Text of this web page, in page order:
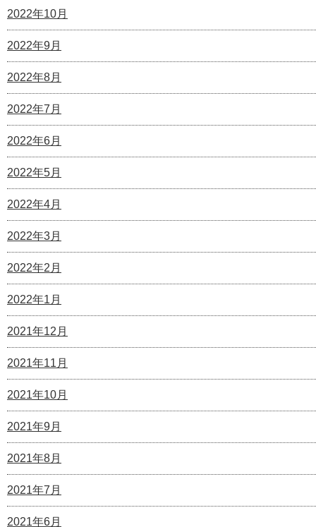
2022年10月
2022年9月
2022年8月
2022年7月
2022年6月
2022年5月
2022年4月
2022年3月
2022年2月
2022年1月
2021年12月
2021年11月
2021年10月
2021年9月
2021年8月
2021年7月
2021年6月